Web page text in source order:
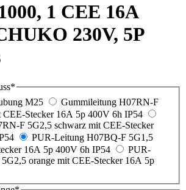
1 CEE 16A
230V, 5P
*
M25
Gummileitung H07RN-F
CEE-Stecker 16A 5p 400V 6h IP54
F 5G2,5 schwarz mit CEE-Stecker
PUR-Leitung H07BQ-F 5G1,5
16A 5p 400V 6h IP54
PUR-
orange mit CEE-Stecker 16A 5p